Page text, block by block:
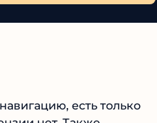
Обзор